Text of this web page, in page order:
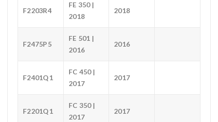
F2203R4
FE 350 |
2018
2018
F2475P5
FE 501 |
2016
2016
F2401Q1
FC 450 |
2017
2017
F2201Q1
FC 350 |
2017
2017